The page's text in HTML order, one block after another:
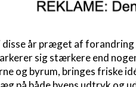
disse år præget af
sig stærkere end
og byrum, bringes friske